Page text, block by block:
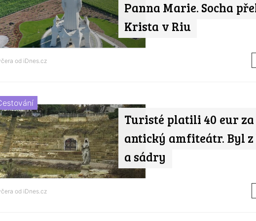
Panna Marie. Socha
Krista v Riu
od iDnes.cz
Turisté platili 40 eur za
antický amfiteátr. Byl z
a sádry
od iDnes.cz